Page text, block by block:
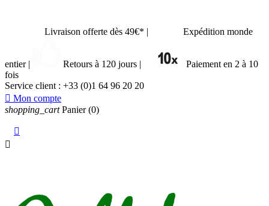
Livraison offerte dès 49€* | Expédition monde
entier | Retours à 120 jours |
Paiement en 2 à 10
fois
Service client : +33 (0)1 64 96 20 20
 Mon compte
shopping_cart Panier (0)

